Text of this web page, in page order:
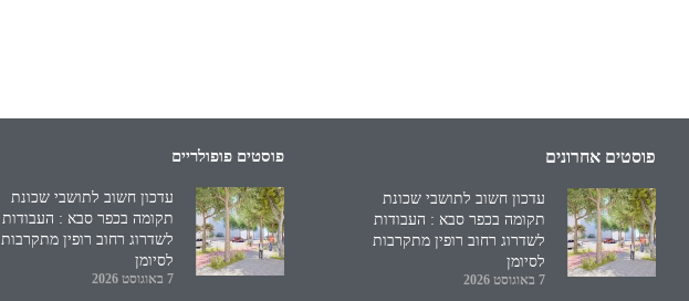
פוסטים אחרונים
עדכון חשוב לתושבי שכונת
תקומה בכפר סבא : העבודות
לשדרוג רחוב רופין מתקרבות
לסיומן
7 באוגוסט 2026
פוסטים פופולריים
עדכון חשוב לתושבי שכונת
תקומה בכפר סבא : העבודות
לשדרוג רחוב רופין מתקרבות
לסיומן
7 באוגוסט 2026